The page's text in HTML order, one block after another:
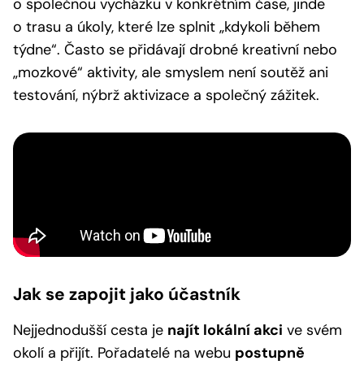
o společnou vycházku v konkrétním čase, jinde
o trasu a úkoly, které lze splnit „kdykoli během
týdne“. Často se přidávají drobné kreativní nebo
„mozkové“ aktivity, ale smyslem není soutěž ani
testování, nýbrž aktivizace a společný zážitek.
Jak se zapojit jako účastník
Nejjednodušší cesta je najít lokální akci ve svém
okolí a přijít. Pořadatelé na webu postupně